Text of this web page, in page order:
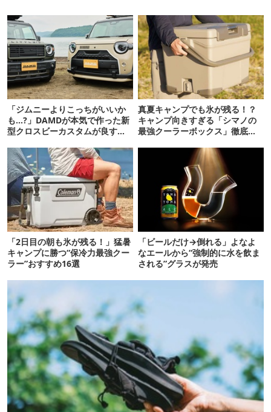
「ジムニーよりこっちがいいか
も…?」DAMDが本気で作った新
型クロスビーカスタムが良すぎ
真夏キャンプでも氷が残る！？
キャンプ向きすぎる「シマノの
最強クーラーボックス」徹底解
「2日目の朝も氷が残る！」猛暑
キャンプに勝つ“保冷力最強クー
ラー”おすすめ16選
「ビールだけ→倒れる」よなよ
なエールから“強制的に水を飲ま
される”グラスが発売